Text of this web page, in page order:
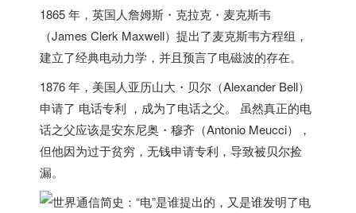
1865 年， 英国人詹姆斯・克拉克・麦克斯韦
（James Clerk Maxwell）提出了麦克斯韦方程组，
建立了经典电动力学，并且预言了电磁波的存在。
1876 年， 美国人亚历山大・贝尔（Alexander Bell）
申请了 电话专利 ，成为了电话之父。 虽然真正的电
话之父应该是安东尼奥・穆齐（Antonio Meucci），
但他因为过于贫穷，无钱申请专利，导致被贝尔捡
漏。